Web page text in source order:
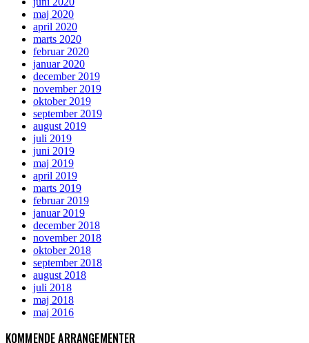
maj 2020
april 2020
marts 2020
februar 2020
januar 2020
december 2019
november 2019
oktober 2019
september 2019
august 2019
juli 2019
juni 2019
maj 2019
april 2019
marts 2019
februar 2019
januar 2019
december 2018
november 2018
oktober 2018
september 2018
august 2018
juli 2018
maj 2018
maj 2016
KOMMENDE ARRANGEMENTER